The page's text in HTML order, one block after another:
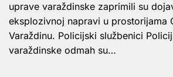
uprave varaždinske zaprimili su
eksplozivnoj napravi u prostorijama
Varaždinu. Policijski službenici
varaždinske odmah su…